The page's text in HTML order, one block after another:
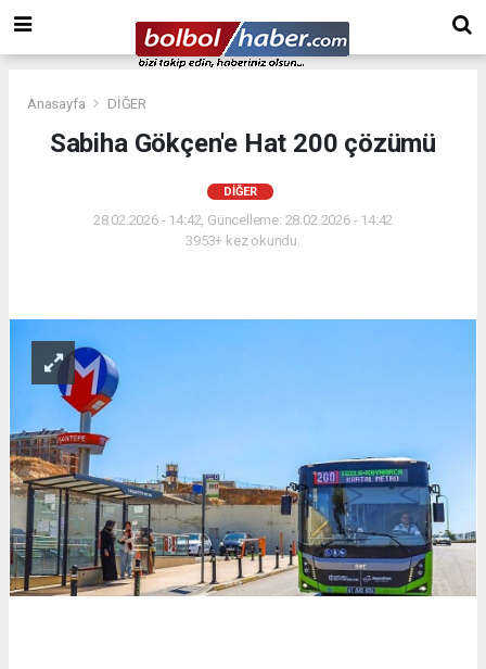
Anasayfa DİĞER
Sabiha Gökçen'e Hat 200 çözümü
DİĞER
28.02.2026 - 14:42, Güncelleme: 28.02.2026 - 14:42
3953+ kez okundu.